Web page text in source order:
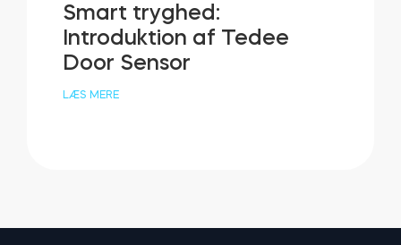
Smart tryghed:
Introduktion af Tedee
Door Sensor
LÆS MERE